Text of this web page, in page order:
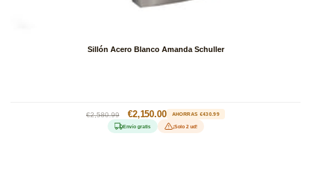
Sillón Acero Blanco Amanda Schuller
Precio
habitual
€2,580.99
Precio
de
oferta
€2,150.00 AHORRAS €430.99
Envío gratis ¡Solo 2 ud!